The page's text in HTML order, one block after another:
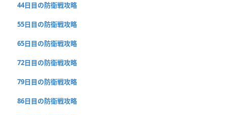
44日目の防衛戦攻略
55日目の防衛戦攻略
65日目の防衛戦攻略
72日目の防衛戦攻略
79日目の防衛戦攻略
86日目の防衛戦攻略